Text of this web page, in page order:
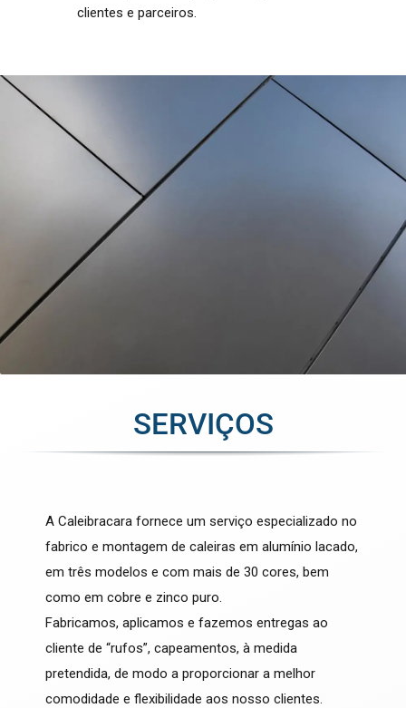
clientes e parceiros.
SERVIÇOS
A Caleibracara fornece um serviço especializado no
fabrico e montagem de caleiras em alumínio lacado,
em três modelos e com mais de 30 cores, bem
como em cobre e zinco puro.
Fabricamos, aplicamos e fazemos entregas ao
cliente de “rufos”, capeamentos, à medida
pretendida, de modo a proporcionar a melhor
comodidade e flexibilidade aos nosso clientes.